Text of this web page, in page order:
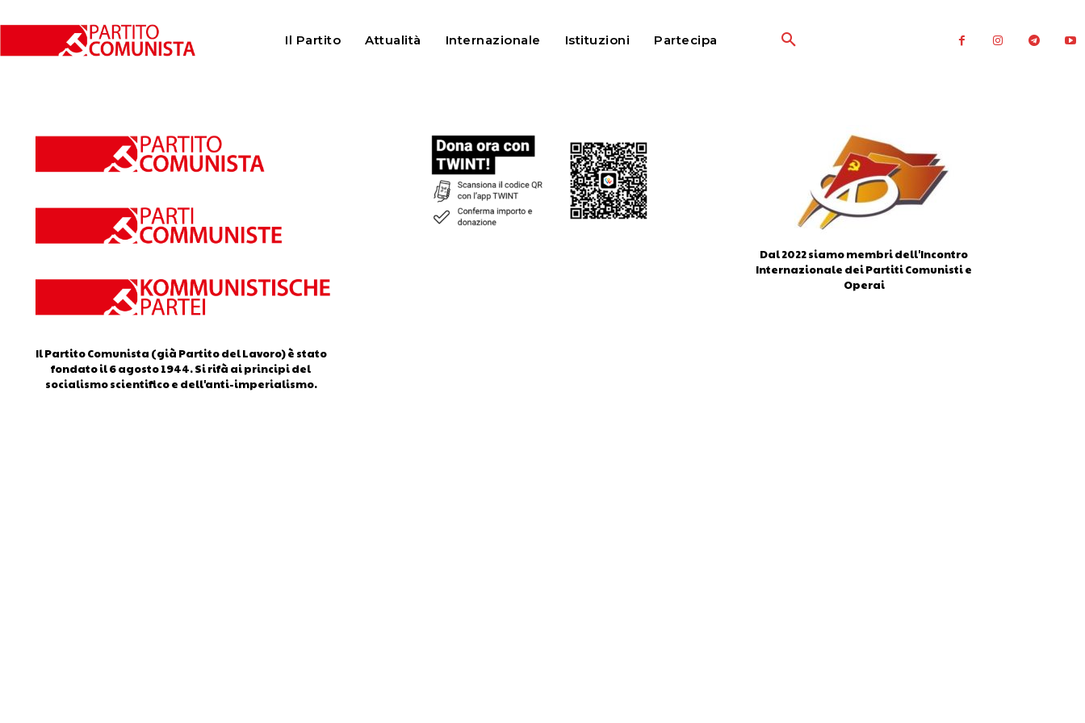
Il Partito Attualità Internazionale Istituzioni Partecipa
Home Calendario
Calendario
Il Partito Comunista (già Partito del Lavoro) è stato
fondato il 6 agosto 1944. Si rifà ai principi del
socialismo scientifico e dell'anti-imperialismo.
Dal 2022 siamo membri dell'Incontro
Internazionale dei Partiti Comunisti e
Operai